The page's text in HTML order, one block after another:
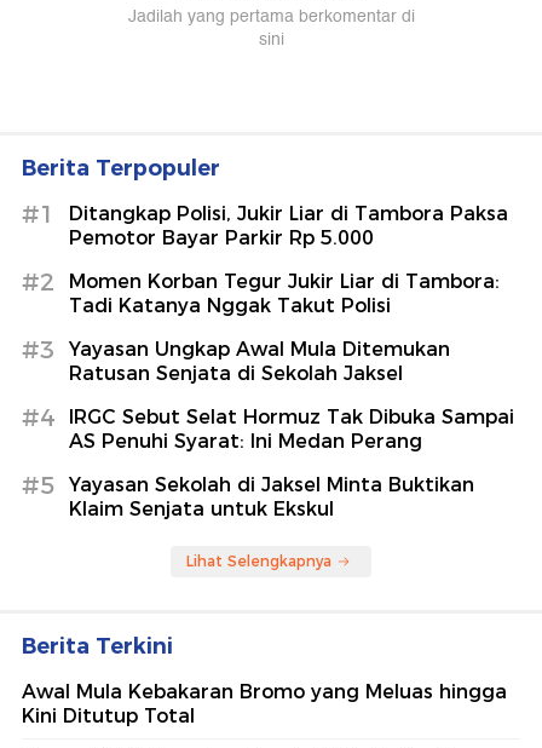
Berita Terpopuler
#1
Ditangkap Polisi, Jukir Liar di Tambora Paksa
Pemotor Bayar Parkir Rp 5.000
#2
Momen Korban Tegur Jukir Liar di Tambora:
Tadi Katanya Nggak Takut Polisi
#3
Yayasan Ungkap Awal Mula Ditemukan
Ratusan Senjata di Sekolah Jaksel
#4
IRGC Sebut Selat Hormuz Tak Dibuka Sampai
AS Penuhi Syarat: Ini Medan Perang
#5
Yayasan Sekolah di Jaksel Minta Buktikan
Klaim Senjata untuk Ekskul
Lihat Selengkapnya
Berita Terkini
Awal Mula Kebakaran Bromo yang Meluas hingga
Kini Ditutup Total